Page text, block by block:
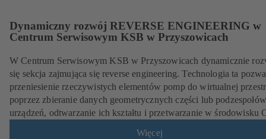
Dynamiczny rozwój REVERSE ENGINEERING w
Centrum Serwisowym KSB w Przyszowicach
W Centrum Serwisowym KSB w Przyszowicach dynamicznie
się sekcja zajmująca się reverse engineering. Technologia ta
przeniesienie rzeczywistych elementów pomp do wirtualnej
poprzez zbieranie danych geometrycznych części lub podzespołów
urządzeń, odtwarzanie ich kształtu i przetwarzanie w środowisku
Więcej